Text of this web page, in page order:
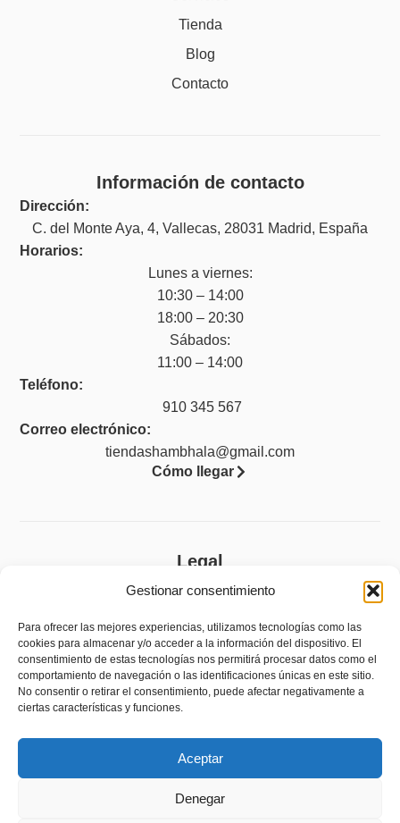
Gestionar consentimiento
Para ofrecer las mejores experiencias, utilizamos tecnologías como las
cookies para almacenar y/o acceder a la información del dispositivo. El
consentimiento de estas tecnologías nos permitirá procesar datos como el
comportamiento de navegación o las identificaciones únicas en este sitio.
No consentir o retirar el consentimiento, puede afectar negativamente a
ciertas características y funciones.
Aceptar
Denegar
Tienda
Blog
Contacto
Información de contacto
Dirección:
C. del Monte Aya, 4, Vallecas, 28031 Madrid, España
Horarios:
Lunes a viernes:
10:30 – 14:00
18:00 – 20:30
Sábados:
11:00 – 14:00
Teléfono:
910 345 567
Correo electrónico:
tiendashambhala@gmail.com
Cómo llegar
Legal
Aviso legal
Política de privacidad
Política de cookies (UE)
Accesibilidad
Política de devoluciones y reembolsos